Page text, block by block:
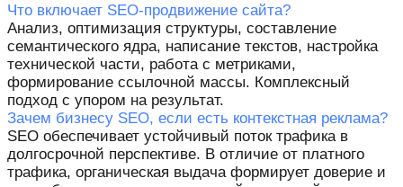
Что включает SEO-продвижение сайта?
Анализ, оптимизация структуры, составление
семантического ядра, написание текстов, настройка
технической части, работа с метриками,
формирование ссылочной массы. Комплексный
подход с упором на результат.
Зачем бизнесу SEO, если есть контекстная реклама?
SEO обеспечивает устойчивый поток трафика в
долгосрочной перспективе. В отличие от платного
трафика, органическая выдача формирует доверие и